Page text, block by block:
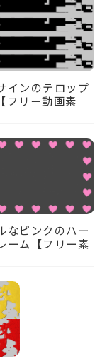
インのテロップ
フリー動画素
なピンクのハー
ーム【フリー素